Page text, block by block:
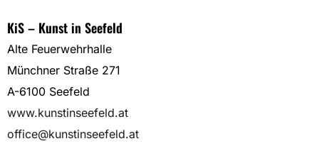
KiS – Kunst in Seefeld
Alte Feuerwehrhalle
Münchner Straße 271
A-6100 Seefeld
www.kunstinseefeld.at
office@kunstinseefeld.at